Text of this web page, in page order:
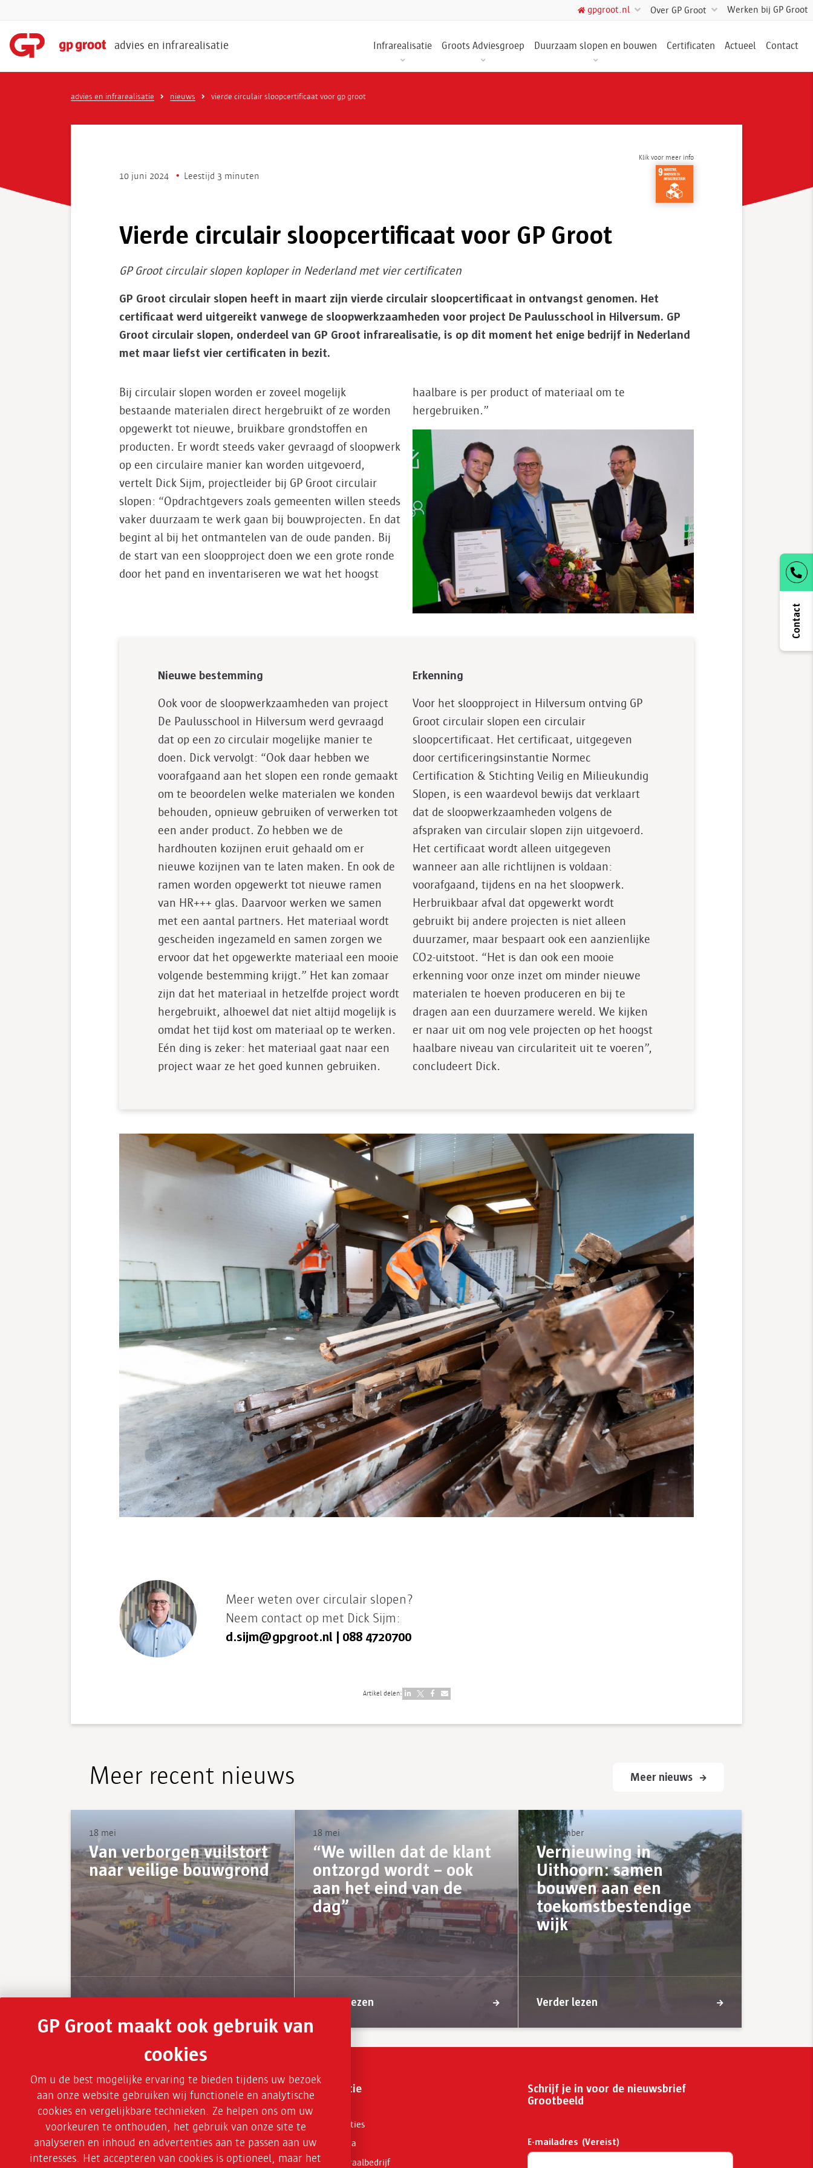
gpgroot.nl Over GP Groot Werken bij GP Groot
advies en infrarealisatie Infrarealisatie Groots Adviesgroep Duurzaam slopen en bouwen Certificaten Actueel Contact
advies en infrarealisatie nieuws vierde circulair sloopcertificaat voor gp groot
10 juni 2024 Leestijd 3 minuten
Klik voor meer info
Vierde circulair sloopcertificaat voor GP Groot
GP Groot circulair slopen koploper in Nederland met vier certificaten
GP Groot circulair slopen heeft in maart zijn vierde circulair sloopcertificaat in ontvangst genomen. Het
certificaat werd uitgereikt vanwege de sloopwerkzaamheden voor project De Paulusschool in Hilversum. GP
Groot circulair slopen, onderdeel van GP Groot infrarealisatie, is op dit moment het enige bedrijf in Nederland
met maar liefst vier certificaten in bezit.
Bij circulair slopen worden er zoveel mogelijk
bestaande materialen direct hergebruikt of ze worden
opgewerkt tot nieuwe, bruikbare grondstoffen en
producten. Er wordt steeds vaker gevraagd of sloopwerk
op een circulaire manier kan worden uitgevoerd,
vertelt Dick Sijm, projectleider bij GP Groot circulair
slopen: “Opdrachtgevers zoals gemeenten willen steeds
vaker duurzaam te werk gaan bij bouwprojecten. En dat
begint al bij het ontmantelen van de oude panden. Bij
de start van een sloopproject doen we een grote ronde
door het pand en inventariseren we wat het hoogst
haalbare is per product of materiaal om te
hergebruiken.”
Nieuwe bestemming
Ook voor de sloopwerkzaamheden van project
De Paulusschool in Hilversum werd gevraagd
dat op een zo circulair mogelijke manier te
doen. Dick vervolgt: “Ook daar hebben we
voorafgaand aan het slopen een ronde gemaakt
om te beoordelen welke materialen we konden
behouden, opnieuw gebruiken of verwerken tot
een ander product. Zo hebben we de
hardhouten kozijnen eruit gehaald om er
nieuwe kozijnen van te laten maken. En ook de
ramen worden opgewerkt tot nieuwe ramen
van HR+++ glas. Daarvoor werken we samen
met een aantal partners. Het materiaal wordt
gescheiden ingezameld en samen zorgen we
ervoor dat het opgewerkte materiaal een mooie
volgende bestemming krijgt.” Het kan zomaar
zijn dat het materiaal in hetzelfde project wordt
hergebruikt, alhoewel dat niet altijd mogelijk is
omdat het tijd kost om materiaal op te werken.
Eén ding is zeker: het materiaal gaat naar een
project waar ze het goed kunnen gebruiken.
Erkenning
Voor het sloopproject in Hilversum ontving GP
Groot circulair slopen een circulair
sloopcertificaat. Het certificaat, uitgegeven
door certificeringsinstantie Normec
Certification & Stichting Veilig en Milieukundig
Slopen, is een waardevol bewijs dat verklaart
dat de sloopwerkzaamheden volgens de
afspraken van circulair slopen zijn uitgevoerd.
Het certificaat wordt alleen uitgegeven
wanneer aan alle richtlijnen is voldaan:
voorafgaand, tijdens en na het sloopwerk.
Herbruikbaar afval dat opgewerkt wordt
gebruikt bij andere projecten is niet alleen
duurzamer, maar bespaart ook een aanzienlijke
CO2-uitstoot. “Het is dan ook een mooie
erkenning voor onze inzet om minder nieuwe
materialen te hoeven produceren en bij te
dragen aan een duurzamere wereld. We kijken
er naar uit om nog vele projecten op het hoogst
haalbare niveau van circulariteit uit te voeren”,
concludeert Dick.
Meer weten over circulair slopen?
Neem contact op met Dick Sijm:
d.sijm@gpgroot.nl 088 4720700
Artikel delen:
Meer recent nieuws Meer nieuws
18 mei
Van verborgen vuilstort
naar veilige bouwgrond
18 mei
“We willen dat de klant
ontzorgd wordt – ook
aan het eind van de
dag”
Verder lezen
3 november
Vernieuwing in
Uithoorn: samen
bouwen aan een
toekomstbestendige
wijk
Verder lezen
Contact
Meest bezochte pagina’s
Realisatie
Circulair slopen
Vacatures
Organisatie
Bedrijfslocaties
Pers & media
GP Groot straalbedrijf
Schrijf je in voor de nieuwsbrief
Grootbeeld
E-mailadres (Vereist)
GP Groot maakt ook gebruik van
cookies
Om u de best mogelijke ervaring te bieden tijdens uw bezoek
aan onze website gebruiken wij functionele en analytische
cookies en vergelijkbare technieken. Ze helpen ons om uw
voorkeuren te onthouden, het gebruik van onze site te
analyseren en inhoud en advertenties aan te passen aan uw
interesses. Het accepteren van cookies is optioneel, maar het